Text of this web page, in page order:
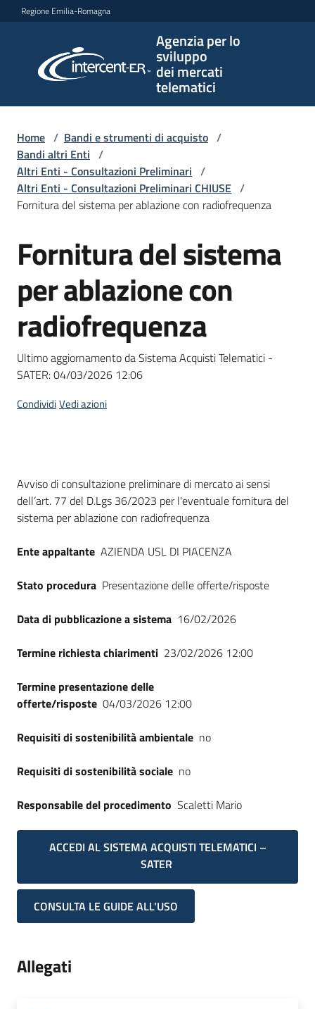
Vai al contenuto
Vai alla navigazione
Vai al footer
Regione Emilia-Romagna
Agenzia per lo
sviluppo
dei mercati
telematici
per lo
sviluppo
telematici
L'Agenzia
Bandi
strumenti
di
acquisto
Supporto
English
site
su
Home / Bandi e strumenti di acquisto /
Bandi altri Enti /
Altri Enti - Consultazioni Preliminari /
Altri Enti - Consultazioni Preliminari CHIUSE /
Fornitura del sistema per ablazione con radiofrequenza
Salta al contenuto
Fornitura del sistema
per ablazione con
radiofrequenza
Ultimo aggiornamento da Sistema Acquisti Telematici -
SATER:04/03/2026 12:06
CondividiVedi azioni
Dati del bando
Avviso di consultazione preliminare di mercato ai sensi
dell’art. 77 del D.Lgs 36/2023 per l'eventuale fornitura del
sistema per ablazione con radiofrequenza
Ente appaltante AZIENDA USL DI PIACENZA
Stato procedura Presentazione delle offerte/risposte
Data di pubblicazione a sistema 16/02/2026
Termine richiesta chiarimenti 23/02/2026 12:00
Termine presentazione delle
offerte/risposte 04/03/2026 12:00
Requisiti di sostenibilità ambientale no
Requisiti di sostenibilità sociale no
Responsabile del procedimento Scaletti Mario
ACCEDI AL SISTEMA ACQUISTI TELEMATICI –
SATER
CONSULTA LE GUIDE ALL'USO
Allegati